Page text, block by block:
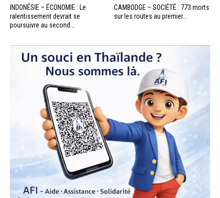
INDONÉSIE – ÉCONOMIE : Le
ralentissement devrait se
poursuivre au second...
CAMBODGE – SOCIÉTÉ : 773 morts
sur les routes au premier...